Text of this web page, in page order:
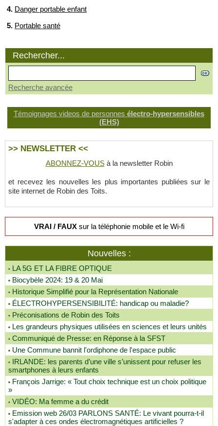
4. Danger portable enfant
5. Portable santé
Rechercher...
Recherche avancée
Témoignages videos de personnes électro-hypersensibles
(EHS)
>> NEWSLETTER <<
ABONNEZ-VOUSà la newsletter Robin
et recevez les nouvelles les plus importantes publiées sur le
site internet de Robin des Toits.
VRAI / FAUXsur la téléphonie mobile et le Wi-fi
Nouvelles :
LA 5G ET LA FIBRE OPTIQUE
Biocybèle 2024: 19 & 20 Mai
Historique Simplifié pour la Représentation Nationale
ÉLECTROHYPERSENSIBILITÉ: handicap ou maladie?
Préconisations de Robin des Toits
Les grandeurs physiques utilisées en sciences et leurs unités
Communiqué de Presse: en Réponse à la SFST
Une Commune bannit l'ordiphone de l'espace public
IRLANDE: les parents d’une ville s’unissent pour refuser les
smartphones à leurs enfants
François Jarrige: « Tout choix technique est un choix politique
»
VIDÉO: Ma femme a du crédit
Emission web 26/03 PARLONS SANTÉ: Le vivant pourra-t-il
s'adapter à ces ondes électromagnétiques artificielles ?